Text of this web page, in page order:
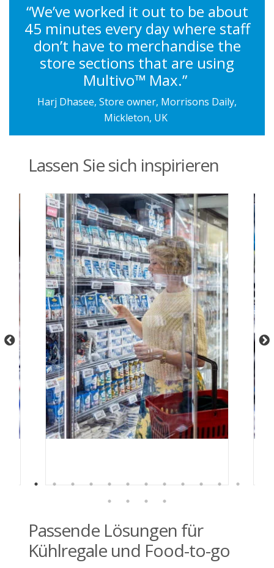
“We’ve worked it out to be about
45 minutes every day where staff
don’t have to merchandise the
store sections that are using
Multivo™ Max.”
Harj Dhasee, Store owner, Morrisons Daily,
Mickleton, UK
Lassen Sie sich inspirieren
Passende Lösungen für
Kühlregale und Food-to-go